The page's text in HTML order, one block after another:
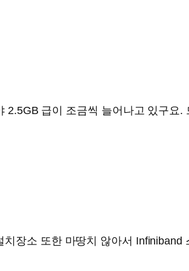
2.5GB 급이 조금씩 늘어나고 있구요.
장소 또한 마땅치 않아서